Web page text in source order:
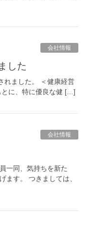
会社情報
した
れました。 ＜健康経営
とに、特に優良な健 […]
会社情報
一同、気持ちを新た
ます。 つきましては、